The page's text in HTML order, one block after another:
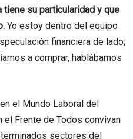
tiene su particularidad y que
Yo estoy dentro del equipo
financiera de lado;
a comprar, hablábamos
el Mundo Laboral del
el Frente de Todos convivan
sectores del